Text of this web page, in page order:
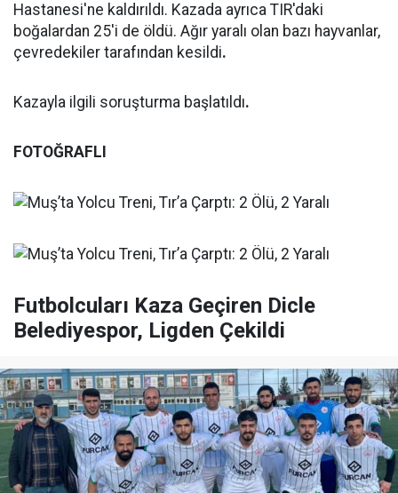
Hastanesi'ne kaldırıldı. Kazada ayrıca TIR'daki
boğalardan 25'i de öldü. Ağır yaralı olan bazı hayvanlar,
çevredekiler tarafından kesildi.
Kazayla ilgili soruşturma başlatıldı.
FOTOĞRAFLI
Futbolcuları Kaza Geçiren Dicle
Belediyespor, Ligden Çekildi